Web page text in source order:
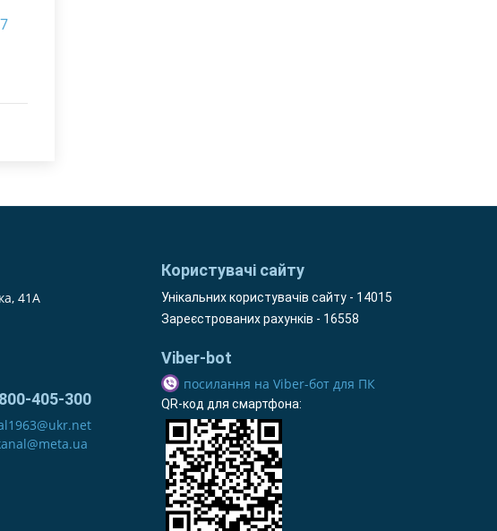
41А
405-300
Користувачі сайту
Унікальних користувачів сайту - 14015
Зареєстрованих рахунків - 16558
Viber-bot
посилання на Viber-бот для ПК
QR-код для смартфона: